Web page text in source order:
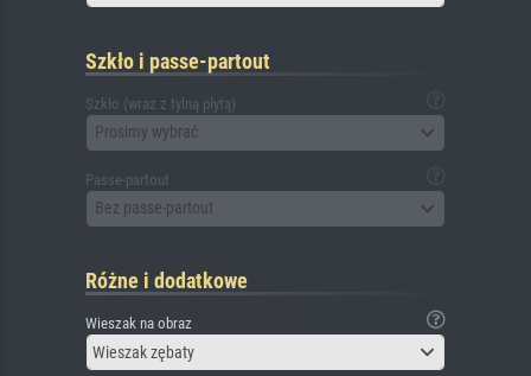
Szkło i passe-partout
Szkło (wraz z tylną płytą)
Prosimy wybrać
Passe-partout
Bez passe-partout
Różne i dodatkowe
Wieszak na obraz
Wieszak zębaty